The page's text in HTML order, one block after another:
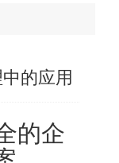
的应用
的企